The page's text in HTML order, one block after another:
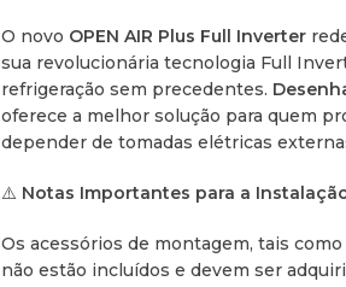
O novo OPEN AIR Plus Full Inverter
sua revolucionária tecnologia Full
refrigeração sem precedentes.
oferece a melhor solução para quem
depender de tomadas elétricas
⚠️ Notas Importantes para a
Os acessórios de montagem, tais como
não estão incluídos e devem ser